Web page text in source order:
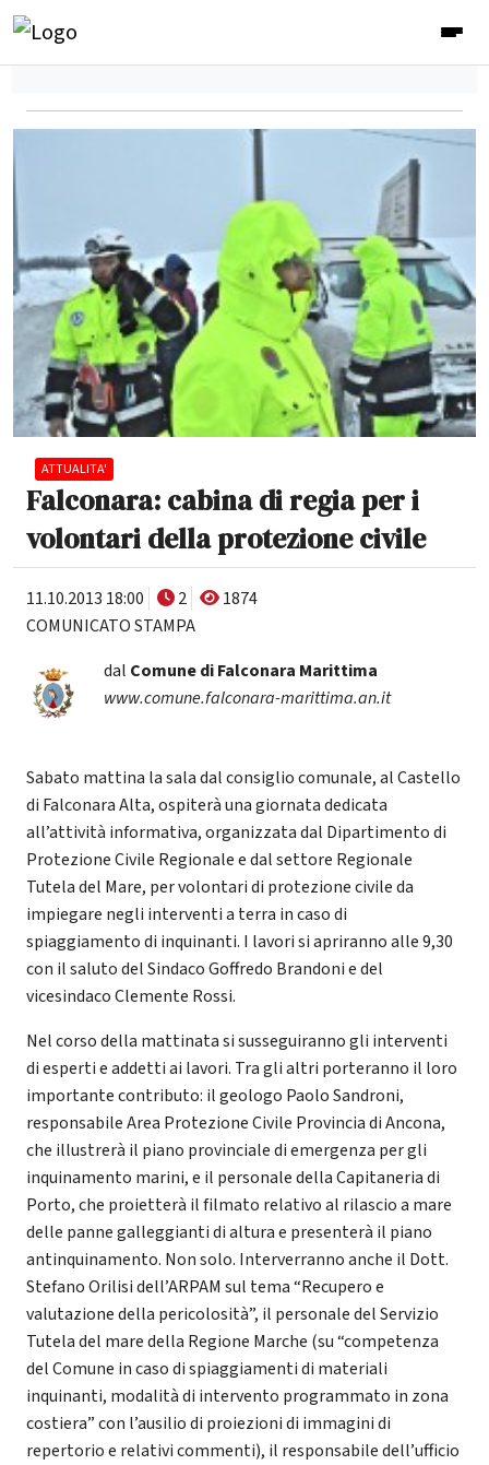
ATTUALITA'
Falconara: cabina di regia per i
volontari della protezione civile
11.10.2013 18:00 2
1874
COMUNICATO STAMPA
dal Comune di Falconara Marittima
www.comune.falconara-marittima.an.it
Sabato mattina la sala dal consiglio comunale, al Castello
di Falconara Alta, ospiterà una giornata dedicata
all’attività informativa, organizzata dal Dipartimento di
Protezione Civile Regionale e dal settore Regionale
Tutela del Mare, per volontari di protezione civile da
impiegare negli interventi a terra in caso di
spiaggiamento di inquinanti. I lavori si apriranno alle 9,30
con il saluto del Sindaco Goffredo Brandoni e del
vicesindaco Clemente Rossi.
Nel corso della mattinata si susseguiranno gli interventi
di esperti e addetti ai lavori. Tra gli altri porteranno il loro
importante contributo: il geologo Paolo Sandroni,
responsabile Area Protezione Civile Provincia di Ancona,
che illustrerà il piano provinciale di emergenza per gli
inquinamento marini, e il personale della Capitaneria di
Porto, che proietterà il filmato relativo al rilascio a mare
delle panne galleggianti di altura e presenterà il piano
antinquinamento. Non solo. Interverranno anche il Dott.
Stefano Orilisi dell’ARPAM sul tema “Recupero e
valutazione della pericolosità”, il personale del Servizio
Tutela del mare della Regione Marche (su “competenza
del Comune in caso di spiaggiamenti di materiali
inquinanti, modalità di intervento programmato in zona
costiera” con l’ausilio di proiezioni di immagini di
repertorio e relativi commenti), il responsabile dell’ufficio